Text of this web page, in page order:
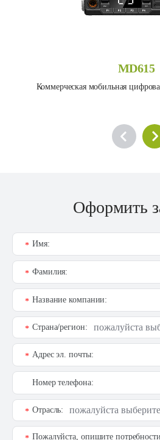
MD615
Коммерческая мобильная
Оформить
Имя:
*
Фамилия:
*
Название компании:
*
Страна/регион:
*
Адрес эл. почты:
*
Номер телефона:
Отрасль:
*
Пожалуйста, опишите потребности